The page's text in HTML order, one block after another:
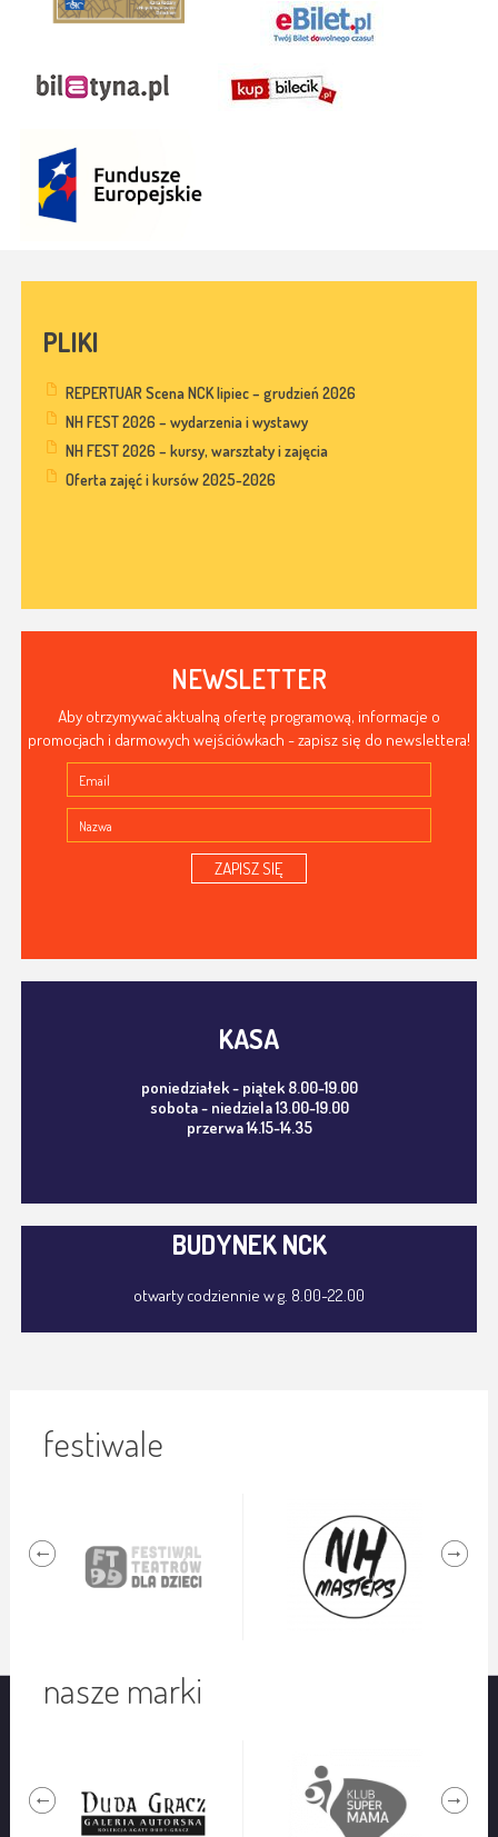
PLIKI
REPERTUAR Scena NCK lipiec – grudzień 2026
NH FEST 2026 – wydarzenia i wystawy
NH FEST 2026 – kursy, warsztaty i zajęcia
Oferta zajęć i kursów 2025-2026
NEWSLETTER
Aby otrzymywać aktualną ofertę programową, informacje o
promocjach i darmowych wejściówkach - zapisz się do newslettera!
ZAPISZ SIĘ
KASA
poniedziałek - piątek 8.00-19.00
sobota - niedziela 13.00-19.00
przerwa 14.15-14.35
BUDYNEK NCK
otwarty codziennie w g. 8.00-22.00
festiwale
nasze marki